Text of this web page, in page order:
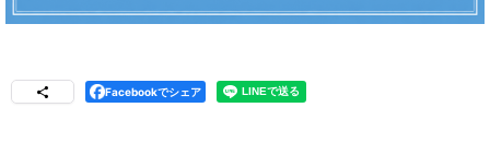
Facebookでシェア